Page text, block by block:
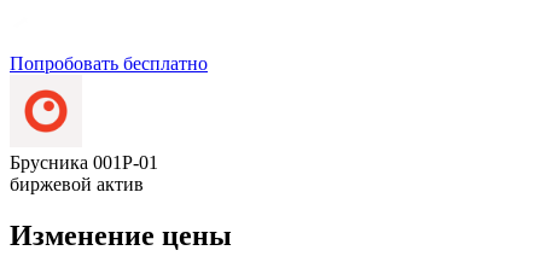
Попробовать бесплатно
Брусника 001P-01
биржевой актив
Изменение цены